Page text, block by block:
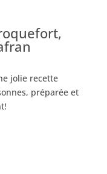
jolie recette
préparée et